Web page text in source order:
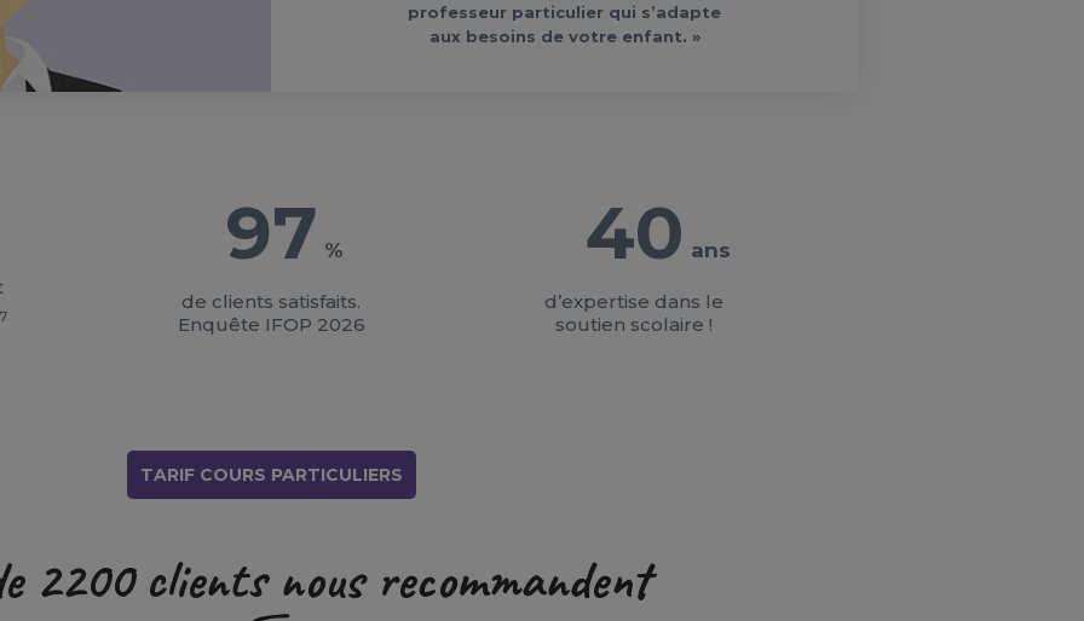
professeur particulier qui s’adapte
aux besoins de votre enfant. »
97 %
de clients satisfaits.
Enquête IFOP 2026
40 ans
d’expertise dans le
soutien scolaire !
TARIF COURS PARTICULIERS
2200 clients nous recommandent